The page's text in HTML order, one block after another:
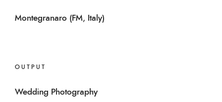
Montegranaro (FM, Italy)
OUTPUT
Wedding Photography